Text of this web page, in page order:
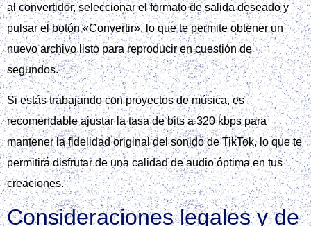
al convertidor, seleccionar el formato de salida deseado y
pulsar el botón «Convertir», lo que te permite obtener un
nuevo archivo listo para reproducir en cuestión de
segundos.
Si estás trabajando con proyectos de música, es
recomendable ajustar la tasa de bits a 320 kbps para
mantener la fidelidad original del sonido de TikTok, lo que te
permitirá disfrutar de una calidad de audio óptima en tus
creaciones.
Consideraciones legales y de